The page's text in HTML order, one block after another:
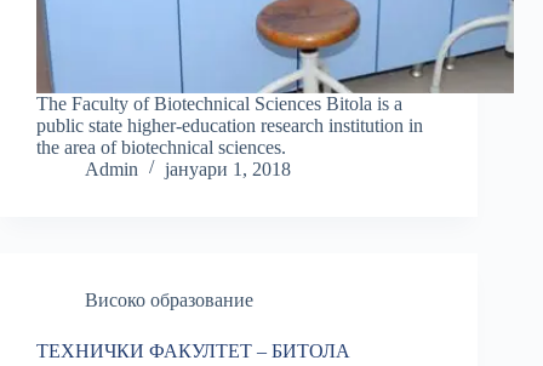
The Faculty of Biotechnical Sciences Bitola is a
public state higher-education research institution in
the area of biotechnical sciences.
Admin
јануари 1, 2018
Високо образование
ТЕХНИЧКИ ФАКУЛТЕТ – БИТОЛА